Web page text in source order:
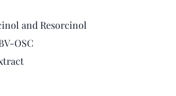
and Resorcinol
OSC